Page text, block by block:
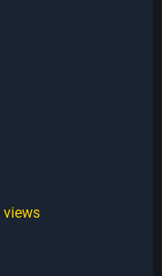
views